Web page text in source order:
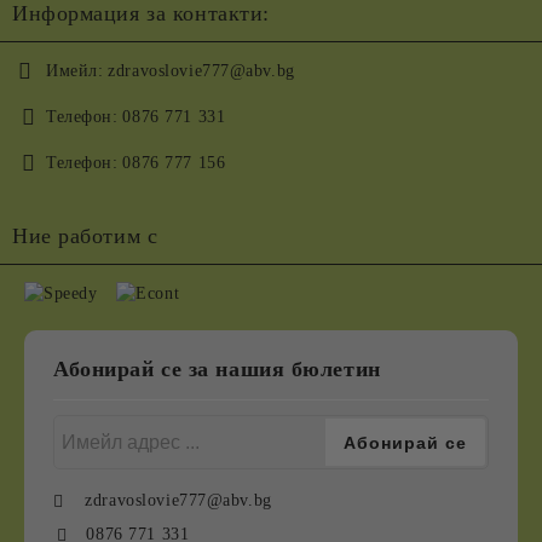
Информация за контакти:
Имейл: zdravoslovie777@abv.bg
Телефон: 0876 771 331
Телефон: 0876 777 156
Ние работим с
Абонирай се за нашия бюлетин
zdravoslovie777@abv.bg
0876 771 331